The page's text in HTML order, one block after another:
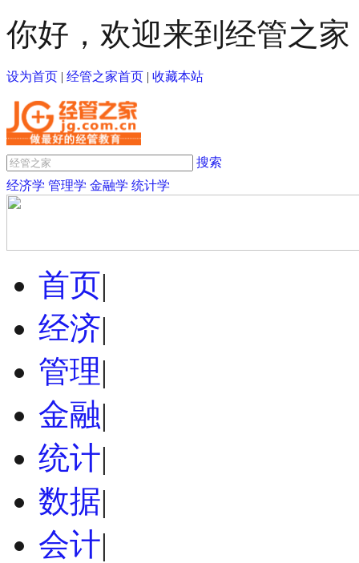
你好，欢迎来到经管之家
设为首页 | 经管之家首页 | 收藏本站
搜索
经济学 管理学 金融学 统计学
首页|
经济|
管理|
金融|
统计|
数据|
会计|